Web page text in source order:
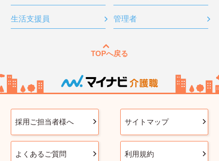
生活支援員 管理者
TOPへ戻る
採用ご担当者様へ サイトマップ
よくあるご質問 利用規約